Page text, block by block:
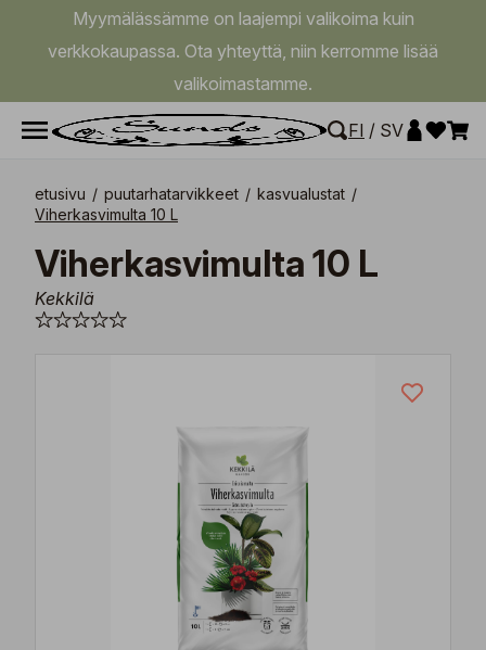
Myymälässämme on laajempi valikoima kuin
verkkokaupassa. Ota yhteyttä, niin kerromme lisää
valikoimastamme.
FI / SV
etusivu / puutarhatarvikkeet / kasvualustat /
Viherkasvimulta 10 L
Viherkasvimulta 10 L
Kekkilä